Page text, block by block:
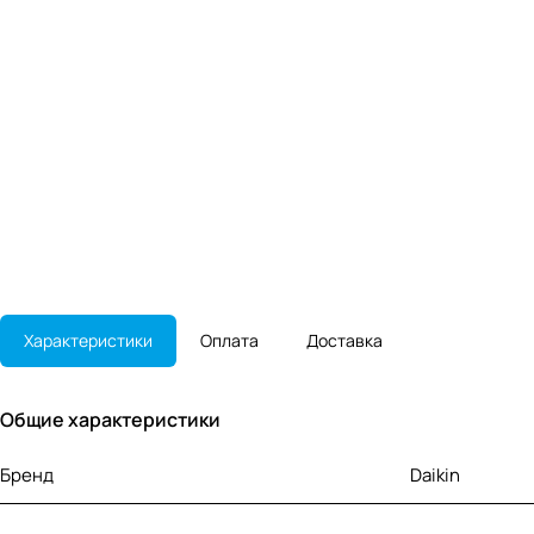
Характеристики Оплата Доставка
Общие характеристики
Бренд Daikin